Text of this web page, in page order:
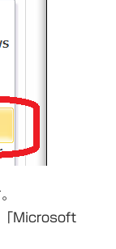
「Microsoft